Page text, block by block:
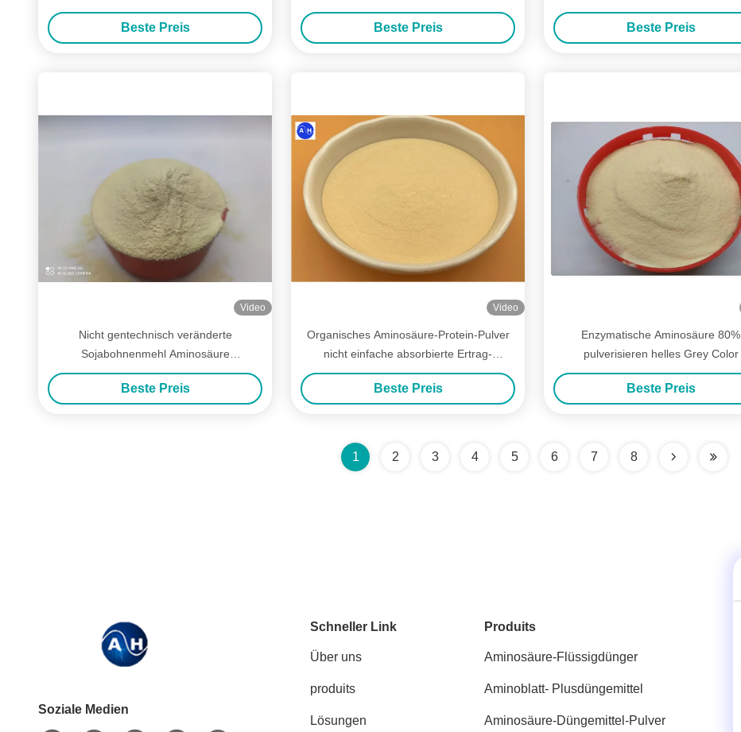
und Stressverträglichkeit bei Pflanzen
Beste Preis
18, der starkes gesundes Wachstum
fördert
Beste Preis Beste Preis
Video
Nicht gentechnisch veränderte
Sojabohnenmehl Aminosäure
Düngerpulver für Pflanzen
Beste Preis
Video
Organisches Aminosäure-Protein-Pulver
nicht einfache absorbierte Ertrag-
Zunahme GMOs
Beste Preis
Enzymatische Aminosäure 80%
pulverisieren helles Grey Color
Beste Preis
1 2 3 4 5 6 7 8
Soziale Medien
Schneller Link
Über uns
produits
Lösungen
Produits
Aminosäure-Flüssigdünger
Aminoblatt- Plusdüngemittel
Aminosäure-Düngemittel-Pulver